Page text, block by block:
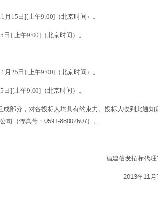
月15 日 ][上午9:00] （北京时间）。
日 ][上午9:00] （北京时间）。
月 25 日 ][上午9:00] （北京时间）。
日 ][上午9:00] （北京时间）。
成部分，对各投标人均具有约束力。投标人收到此通
司（传真号： 0591-88002607）。
福建信发招标代理
2013年11月